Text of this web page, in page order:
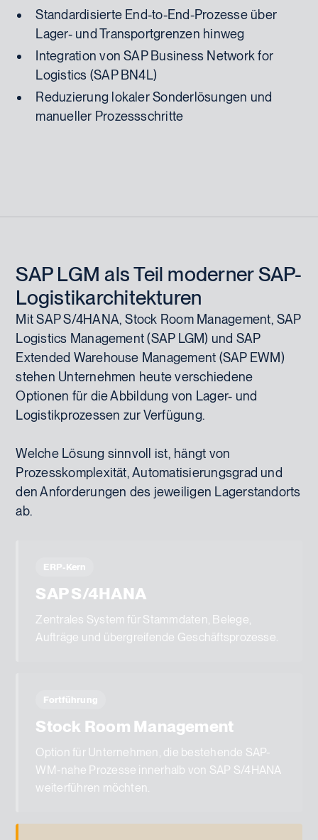
Standardisierte End-to-End-Prozesse über
Lager- und Transportgrenzen hinweg
Integration von SAP Business Network for
Logistics (SAP BN4L)
Reduzierung lokaler Sonderlösungen und
manueller Prozessschritte
SAP LGM als Teil moderner SAP-
Logistikarchitekturen
Mit SAP S/4HANA, Stock Room Management, SAP
Logistics Management (SAP LGM) und SAP
Extended Warehouse Management (SAP EWM)
stehen Unternehmen heute verschiedene
Optionen für die Abbildung von Lager- und
Logistikprozessen zur Verfügung.
Welche Lösung sinnvoll ist, hängt von
Prozesskomplexität, Automatisierungsgrad und
den Anforderungen des jeweiligen Lagerstandorts
ab.
ERP-Kern
SAP S/4HANA
Zentrales System für Stammdaten, Belege,
Aufträge und übergreifende Geschäftsprozesse.
Fortführung
Stock Room Management
Option für Unternehmen, die bestehende SAP-
WM-nahe Prozesse innerhalb von SAP S/4HANA
weiterführen möchten.